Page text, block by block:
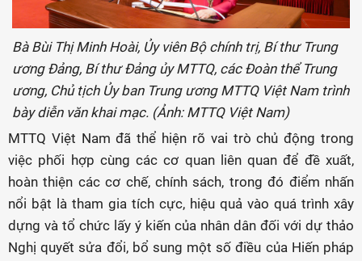
Bà Bùi Thị Minh Hoài, Ủy viên Bộ chính trị, Bí thư Trung
ương Đảng, Bí thư Đảng ủy MTTQ, các Đoàn thể Trung
ương, Chủ tịch Ủy ban Trung ương MTTQ Việt Nam trình
bày diễn văn khai mạc. (Ảnh: MTTQ Việt Nam)
MTTQ Việt Nam đã thể hiện rõ vai trò chủ động trong
việc phối hợp cùng các cơ quan liên quan để đề xuất,
hoàn thiện các cơ chế, chính sách, trong đó điểm nhấn
nổi bật là tham gia tích cực, hiệu quả vào quá trình xây
dựng và tổ chức lấy ý kiến của nhân dân đối với dự thảo
Nghị quyết sửa đổi, bổ sung một số điều của Hiến pháp